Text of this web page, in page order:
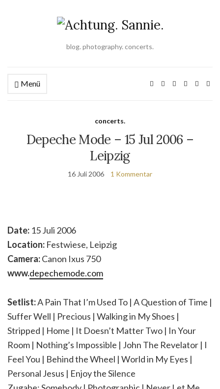
blog. photography. concerts.
Menü
concerts.
Depeche Mode – 15 Jul 2006 –
Leipzig
16 Juli 2006 1 Kommentar
Date: 15 Juli 2006
Location: Festwiese, Leipzig
Camera:Canon Ixus 750
www.depechemode.com
Setlist:A Pain That I’m Used To | A Question of Time |
Suffer Well | Precious | Walking in My Shoes |
Stripped | Home | It Doesn’t Matter Two | In Your
Room | Nothing’s Impossible | John The Revelator | I
Feel You | Behind the Wheel | World in My Eyes |
Personal Jesus | Enjoy the Silence